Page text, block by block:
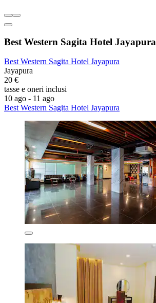
Best Western Sagita Hotel Jayapura
Best Western Sagita Hotel Jayapura
Jayapura
20 €
tasse e oneri inclusi
10 ago - 11 ago
Best Western Sagita Hotel Jayapura